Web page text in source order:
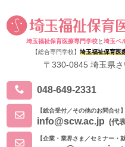
埼玉福祉保育医療専門学校と埼玉ベ
【総合専門学校】 埼玉福祉保育医
〒330-0845 埼玉県
048-649-2331
【総合受付／その他のお問合せ】
info@scw.ac.jp (代
【企業・業界さま／セミナー・